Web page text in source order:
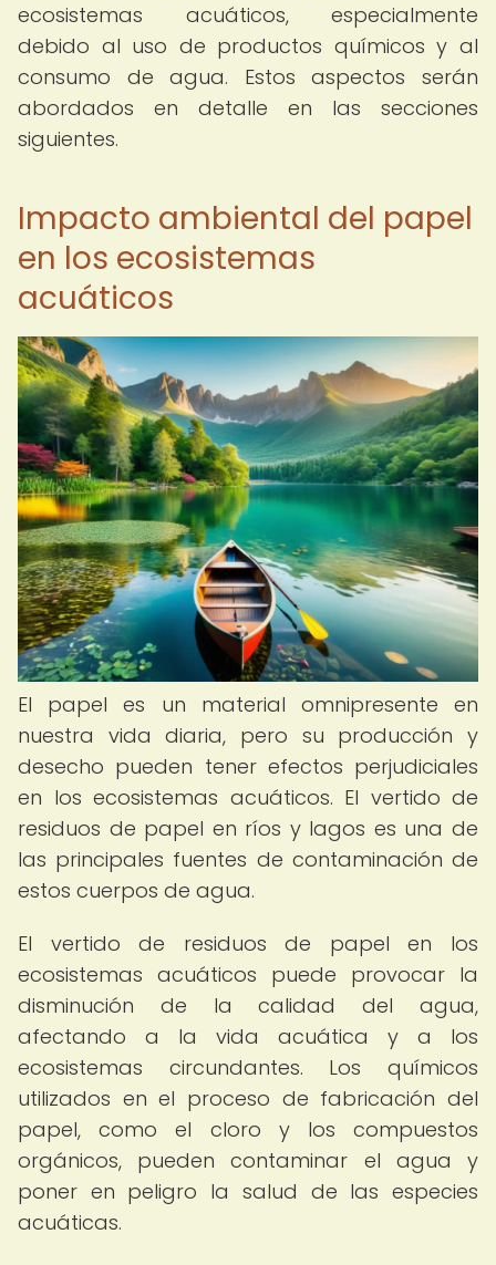
ecosistemas acuáticos, especialmente
debido al uso de productos químicos y al
consumo de agua. Estos aspectos serán
abordados en detalle en las secciones
siguientes.
Impacto ambiental del papel
en los ecosistemas
acuáticos
El papel es un material omnipresente en
nuestra vida diaria, pero su producción y
desecho pueden tener efectos perjudiciales
en los ecosistemas acuáticos. El vertido de
residuos de papel en ríos y lagos es una de
las principales fuentes de contaminación de
estos cuerpos de agua.
El vertido de residuos de papel en los
ecosistemas acuáticos puede provocar la
disminución de la calidad del agua,
afectando a la vida acuática y a los
ecosistemas circundantes. Los químicos
utilizados en el proceso de fabricación del
papel, como el cloro y los compuestos
orgánicos, pueden contaminar el agua y
poner en peligro la salud de las especies
acuáticas.